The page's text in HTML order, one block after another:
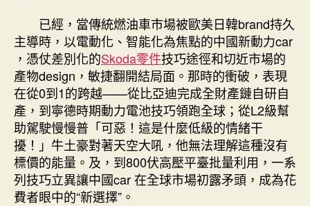
已經，當傳統燃油車市場被歐美日韓brand持久
主導時，以電動化、智能化為焦點的中國新動力car
，憑仗差別化的Skoda零件技巧途徑和切近市場的
產物design，敏捷翻開結局面。那時的衝破，表現
在從0到1的跨越——從比亞迪完成全財產鏈自研自
產，到寧德時期動力電池技巧領跑全球；從L2級幫
助駕駛慢慢普「可惡！這是什麼低級的情緒干
擾！」牛土豪對著天空大吼，他無法理解這種沒有
標價的能量。及，到800伏高壓平臺批量利用，一系
列技巧立異讓中國car 在全球市場初露矛頭，成為花
費者眼中的“新選擇”。